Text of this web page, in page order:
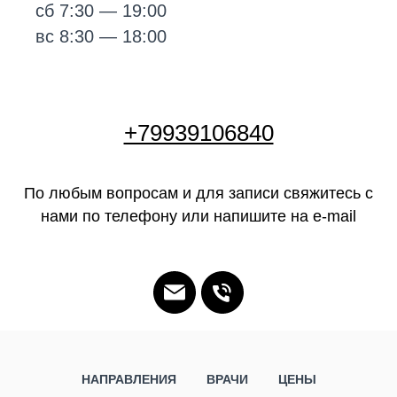
сб 7:30 — 19:00
вс 8:30 — 18:00
+79939106840
По любым вопросам и для записи свяжитесь с
нами по телефону или напишите на e-mail
НАПРАВЛЕНИЯ ВРАЧИ ЦЕНЫ